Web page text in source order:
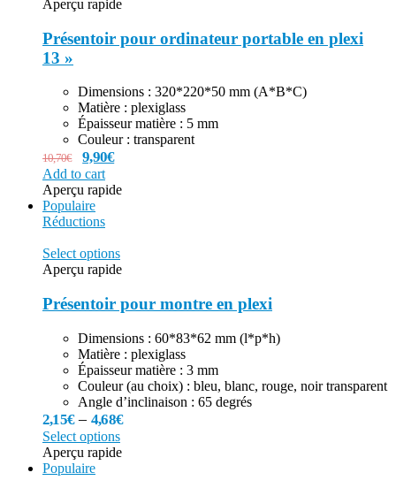
Aperçu rapide
Présentoir pour ordinateur portable en plexi
13 »
Dimensions : 320*220*50 mm (A*B*C)
Matière : plexiglass
Épaisseur matière : 5 mm
Couleur : transparent
10,70€ 9,90€
Add to cart
Aperçu rapide
Populaire
Réductions
Select options
Aperçu rapide
Présentoir pour montre en plexi
Dimensions : 60*83*62 mm (l*p*h)
Matière : plexiglass
Épaisseur matière : 3 mm
Couleur (au choix) : bleu, blanc, rouge, noir transparent
Angle d’inclinaison : 65 degrés
2,15€–4,68€
Select options
Aperçu rapide
Populaire